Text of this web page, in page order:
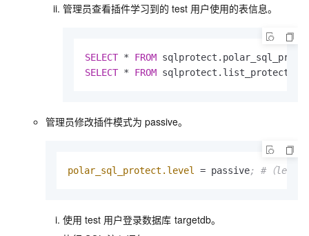
管理员查看插件学习到的 test 用户使用的表信息。
SELECT * FROM
SELECT * FROM
管理员修改插件模式为 passive。
polar_sql_protect.level = passive; #（learn/
使用 test 用户登录数据库 targetdb。